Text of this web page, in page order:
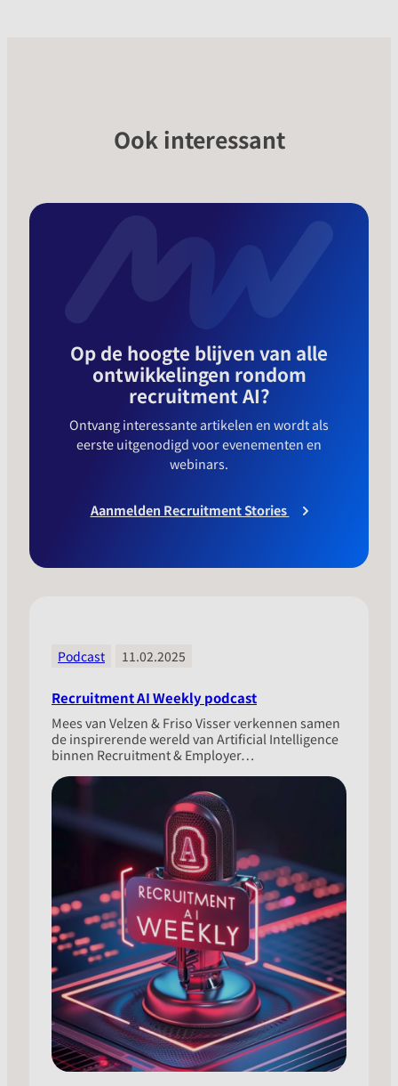
Ook interessant
Op de hoogte blijven van alle
ontwikkelingen rondom
recruitment AI?
Ontvang interessante artikelen en wordt als
eerste uitgenodigd voor evenementen en
webinars.
Aanmelden Recruitment Stories
Podcast 11.02.2025
Recruitment AI Weekly podcast
Mees van Velzen & Friso Visser verkennen samen
de inspirerende wereld van Artificial Intelligence
binnen Recruitment & Employer…